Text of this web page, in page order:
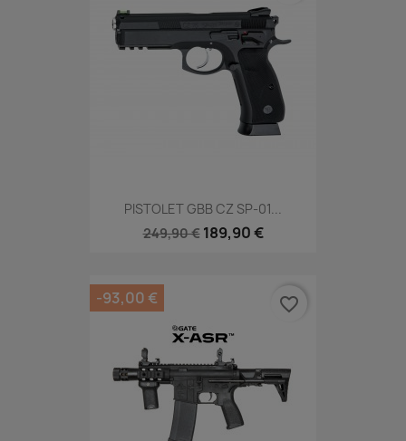
PISTOLET GBB CZ SP-01...
249,90 € 189,90 €
-93,00 € favorite_border